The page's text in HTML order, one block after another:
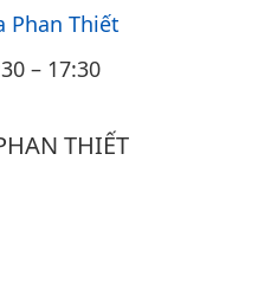
Phan Thiết
– 17:30
THIẾT